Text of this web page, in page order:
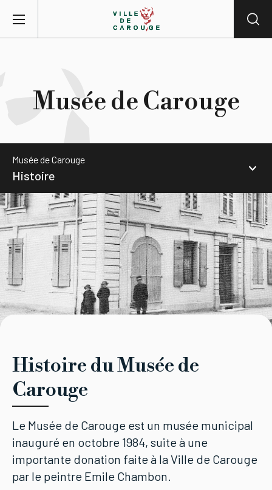
Vie pratique
Actualités
Agenda
Lieux
Tourisme
Démarches
CAROUGE SE CONSTRUIT
Musée de Carouge
Musée de Carouge
Histoire
Accueil
Expositions
Collections
Histoire
Concours de céramique
Histoire du Musée de
Carouge
Le Musée de Carouge est un musée municipal
inauguré en octobre 1984, suite à une
importante donation faite à la Ville de Carouge
par le peintre Emile Chambon.